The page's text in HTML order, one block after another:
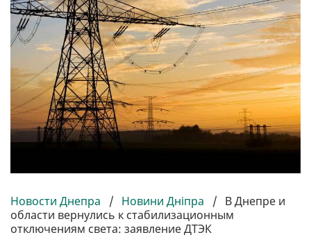
Новости Днепра / Новини Дніпра / В Днепре и
области вернулись к стабилизационным
отключениям света: заявление ДТЭК